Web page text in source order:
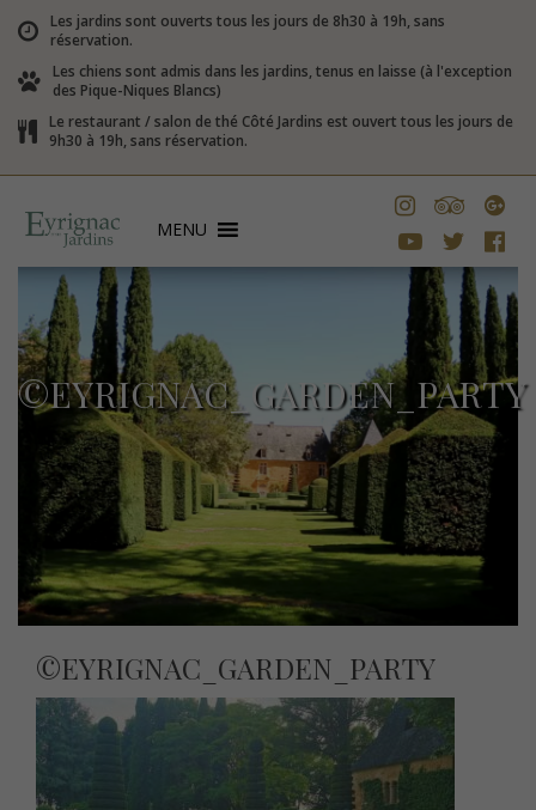
Les jardins sont ouverts tous les jours de 8h30 à 19h, sans
réservation.
Les chiens sont admis dans les jardins, tenus en laisse (à l'exception
des Pique-Niques Blancs)
Le restaurant / salon de thé Côté Jardins est ouvert tous les jours de
9h30 à 19h, sans réservation.
MENU
©EYRIGNAC_GARDEN_PARTY
©EYRIGNAC_GARDEN_PARTY